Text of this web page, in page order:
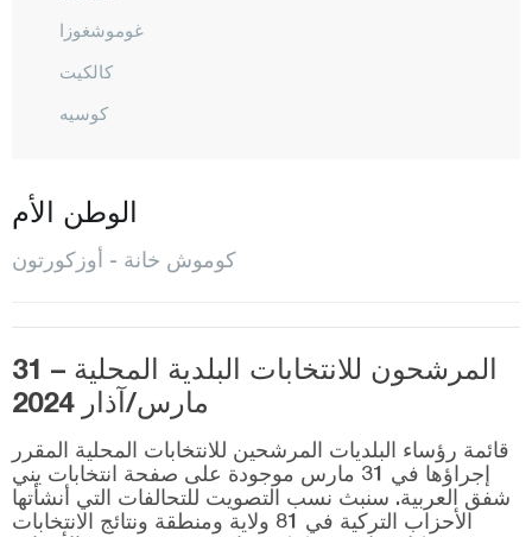
غوموشغوزا
كالكيت
كوسيه
المركز
شيران
سوغوتلو
طورول
أونلوبينار
يشيلبوك
الوطن الأم
كوموش خانة - أوزكورتون
المرشحون للانتخابات البلدية المحلية – 31
مارس/آذار 2024
قائمة رؤساء البلديات المرشحين للانتخابات المحلية المقرر
إجراؤها في 31 مارس موجودة على صفحة انتخابات يني
شفق العربية. سنبث نسب التصويت للتحالفات التي أنشأتها
الأحزاب التركية في 81 ولاية ومنطقة ونتائج الانتخابات